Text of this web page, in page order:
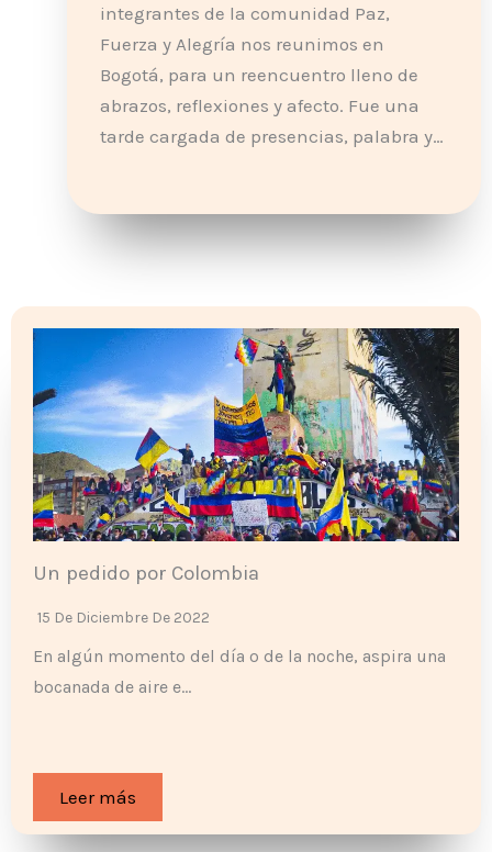
integrantes de la comunidad Paz,
Fuerza y Alegría nos reunimos en
Bogotá, para un reencuentro lleno de
abrazos, reflexiones y afecto. Fue una
tarde cargada de presencias, palabra y…
Un pedido por Colombia
15 De Diciembre De 2022
En algún momento del día o de la noche, aspira una
bocanada de aire e…
Leer más